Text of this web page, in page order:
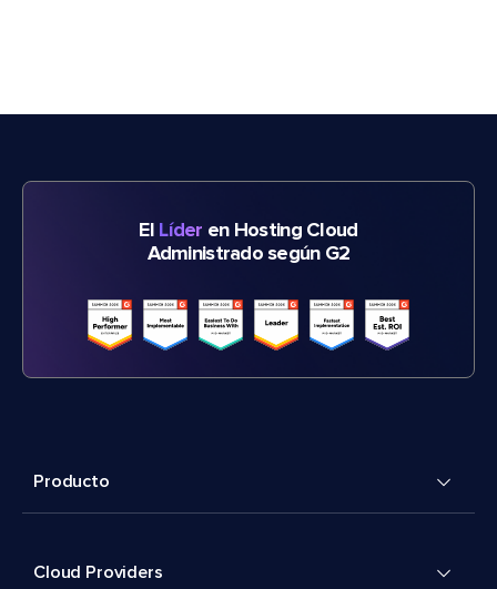
El Líder en Hosting Cloud
Administrado según G2
Producto
Cloud Providers